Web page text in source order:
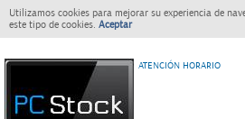
Utilizamos cookies para mejorar su experiencia de
este tipo de cookies. Aceptar
ATENCIÓN HORARIO